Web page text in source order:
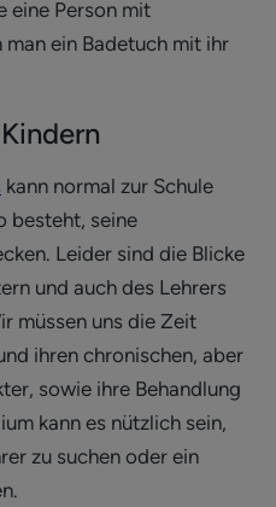
eine Person mit
ein Badetuch mit ihr
kann normal zur Schule
besteht, seine
Leider sind die Blicke
und auch des Lehrers
müssen uns die Zeit
ihren chronischen, aber
sowie ihre Behandlung
kann es nützlich sein,
zu suchen oder ein